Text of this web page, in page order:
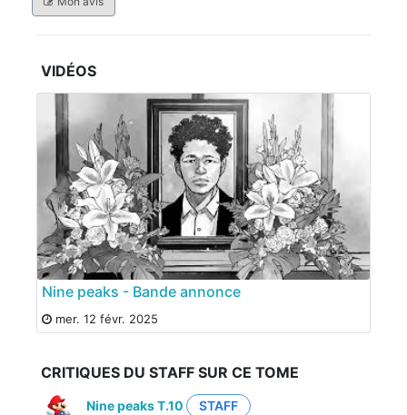
VIDÉOS
Nine peaks - Bande annonce
mer. 12 févr. 2025
CRITIQUES DU STAFF SUR CE TOME
Nine peaks T.10
STAFF